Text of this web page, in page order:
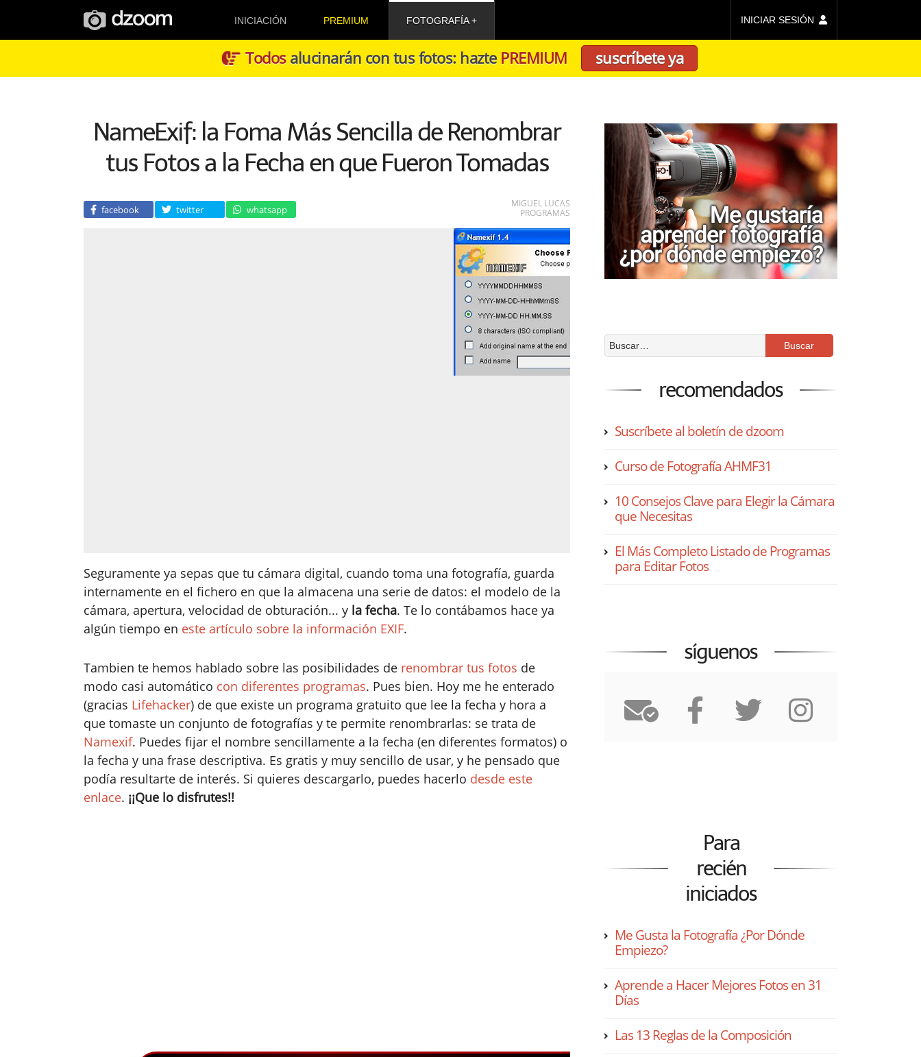
INICIACIÓN PREMIUM FOTOGRAFÍA INICIAR SESIÓN
Todosalucinarán con tus fotos: hazte PREMIUM suscríbete ya
NameExif: la Foma Más Sencilla de Renombrar
tus Fotos a la Fecha en que Fueron Tomadas
facebook twitter whatsapp
MIGUEL LUCAS
PROGRAMAS
Seguramente ya sepas que tu cámara digital, cuando toma una fotografía, guarda
internamente en el fichero en que la almacena una serie de datos: el modelo de la
cámara, apertura, velocidad de obturación... y la fecha. Te lo contábamos hace ya
algún tiempo en este artículo sobre la información EXIF.
Tambien te hemos hablado sobre las posibilidades de renombrar tus fotos de
modo casi automático con diferentes programas. Pues bien. Hoy me he enterado
(gracias Lifehacker) de que existe un programa gratuito que lee la fecha y hora a
que tomaste un conjunto de fotografías y te permite renombrarlas: se trata de
Namexif. Puedes fijar el nombre sencillamente a la fecha (en diferentes formatos) o
la fecha y una frase descriptiva. Es gratis y muy sencillo de usar, y he pensado que
podía resultarte de interés. Si quieres descargarlo, puedes hacerlo desde este
enlace. ¡¡Que lo disfrutes!!
recomendados
Suscríbete al boletín de dzoom
Curso de Fotografía AHMF31
10 Consejos Clave para Elegir la Cámara
que Necesitas
El Más Completo Listado de Programas
para Editar Fotos
síguenos
Para
recién
iniciados
Me Gusta la Fotografía ¿Por Dónde
Empiezo?
Aprende a Hacer Mejores Fotos en 31
Días
Las 13 Reglas de la Composición